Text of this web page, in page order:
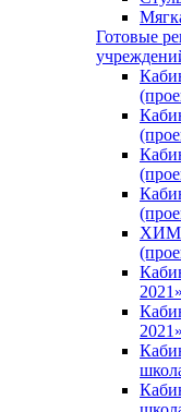
Готовые